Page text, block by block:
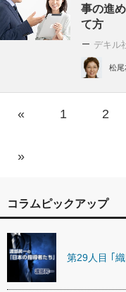
事の進
て方
デキル
松尾
« 1 2
»
コラムピックアップ
第29人目 ｢織